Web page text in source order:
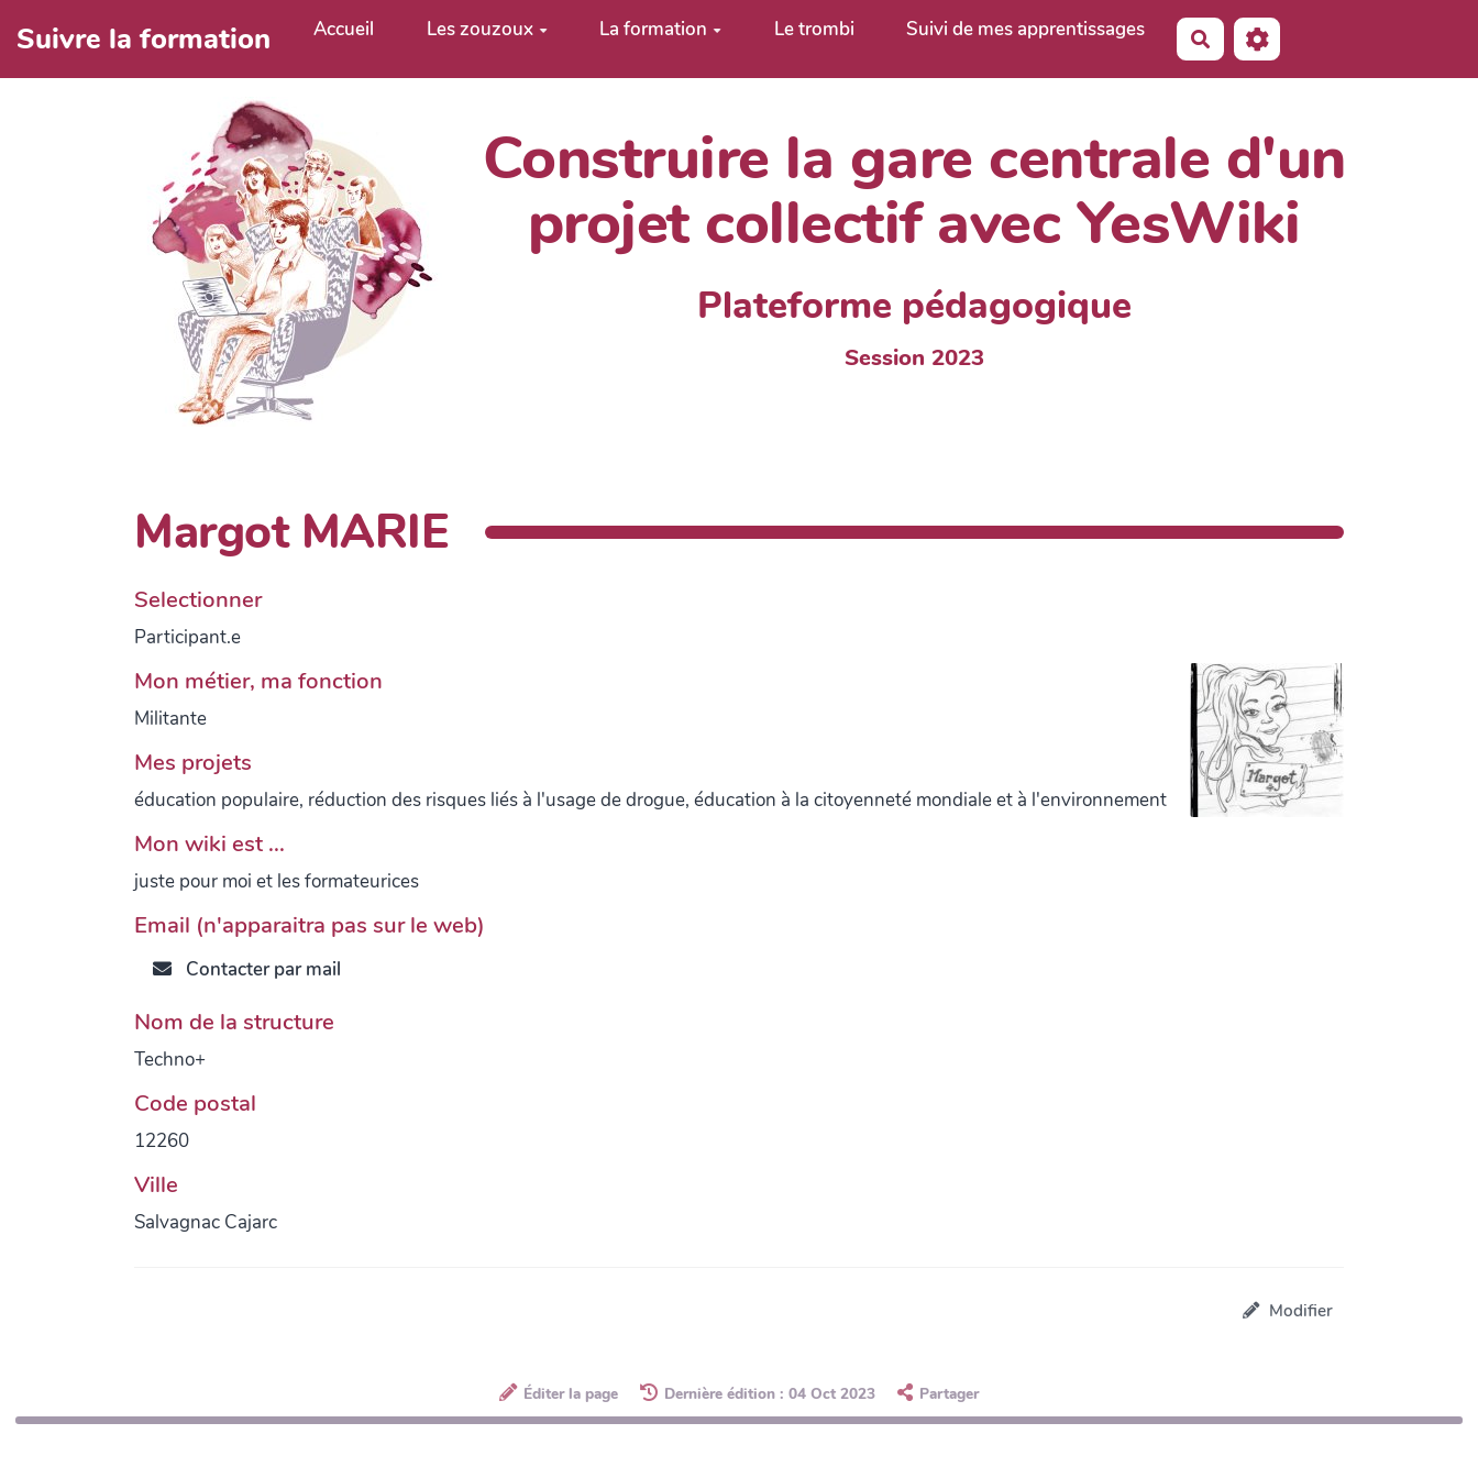
Aller au contenu principal
Suivre la formation Accueil Les zouzoux La formation Le trombi Suivi de mes apprentissages Rechercher
Construire la gare centrale d'un
projet collectif avec YesWiki
Plateforme pédagogique
Session 2023
Margot MARIE
Selectionner
Participant.e
Mon métier, ma fonction
Militante
Mes projets
éducation populaire, réduction des risques liés à l'usage de drogue, éducation à la citoyenneté mondiale et à l'environnement
Mon wiki est ...
juste pour moi et les formateurices
Email (n'apparaitra pas sur le web)
Contacter par mail
Nom de la structure
Techno+
Code postal
12260
Ville
Salvagnac Cajarc
Modifier
Éditer la page Dernière édition : 04 Oct 2023 Partager